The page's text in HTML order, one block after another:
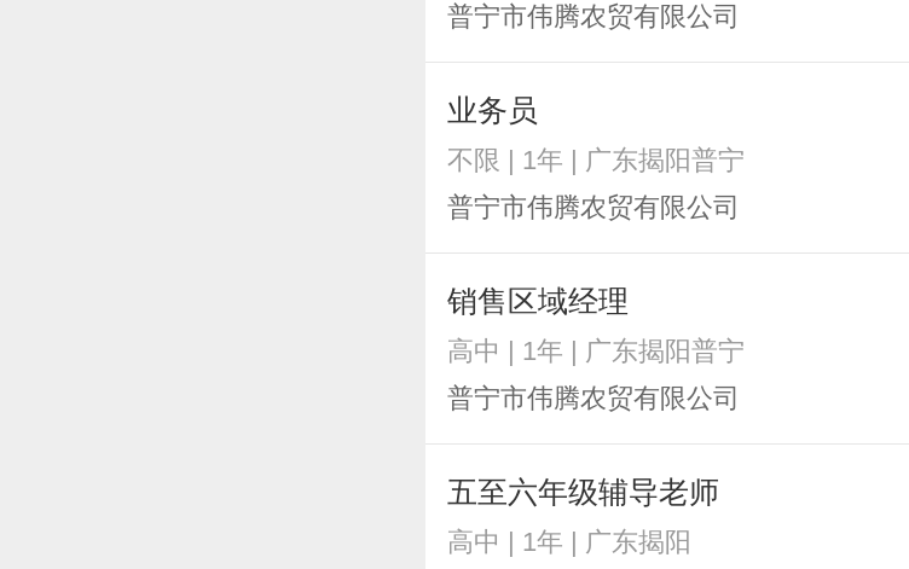
普宁市伟腾农贸有限公司
业务员
不限 | 1年 | 广东揭阳普宁
普宁市伟腾农贸有限公司
销售区域经理
高中 | 1年 | 广东揭阳普宁
普宁市伟腾农贸有限公司
五至六年级辅导老师
高中 | 1年 | 广东揭阳